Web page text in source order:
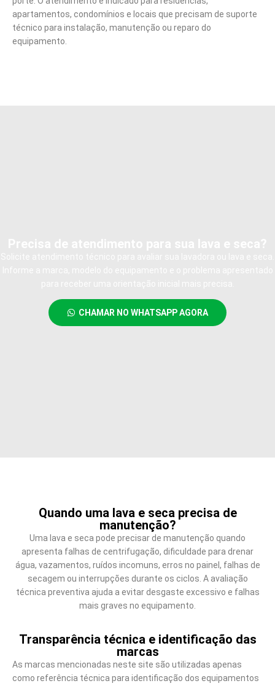
apartamentos, condomínios e locais que precisam de suporte
técnico para instalação, manutenção ou reparo do
equipamento.
CHAMAR NO WHATSAPP AGORA
Quando uma lava e seca precisa de
manutenção?
Uma lava e seca pode precisar de manutenção quando
apresenta falhas de centrifugação, dificuldade para drenar
água, vazamentos, ruídos incomuns, erros no painel, falhas de
secagem ou interrupções durante os ciclos. A avaliação
técnica preventiva ajuda a evitar desgaste excessivo e falhas
mais graves no equipamento.
Transparência técnica e identificação das
marcas
As marcas mencionadas neste site são utilizadas apenas
como referência técnica para identificação dos equipamentos